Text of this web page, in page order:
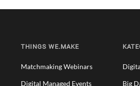
THINGS WE.MAKE
Matchmaking Webinars
Digital Managed Events Big